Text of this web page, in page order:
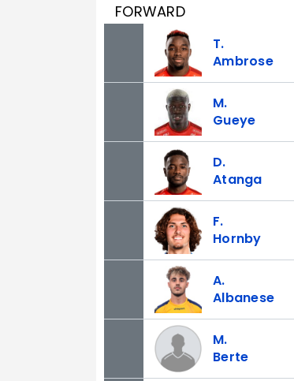
FORWARD
T.
Ambrose
M.
Gueye
D.
Atanga
F.
Hornby
A.
Albanese
M.
Berte